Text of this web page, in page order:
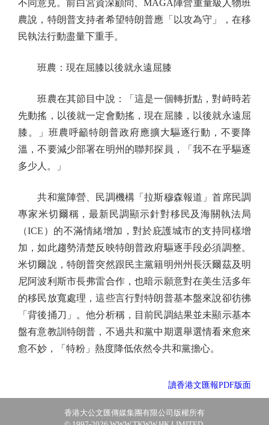
不同意見。前白宮資深顧問、MAGA陣營重量級人物班
農說，特朗普支持者希望特朗普應「以攻為守」，在移
民執法行動盡量下重手。
班農：現在屈膝以後就永遠屈膝
班農在其節目中說：「這是一個轉折點，對峙時若
先動搖，以後就一定會動搖，現在屈膝，以後就永遠屈
膝。」班農呼籲特朗普政府應擴大驅逐行動，不要降
溫，不要減少部署在明州的聯邦探員，「我不在乎驅逐
多少人。」
共和黨陣營、民調機構「拉斯穆森報道」首席民調
專家米切爾稱，最新民調顯示針對移民及海關執法局
（ICE）的不滿情緒增加，對於庇護城市的支持同樣增
加，如此趨勢清楚反映特朗普政府驅逐手段必須調整。
米切爾說，特朗普突然跟民主黨籍明州州長沃爾茲及明
尼阿波利斯市長弗雷合作，也暗示願意對在美生活多年
的移民放寬處理，這些言行對特朗普基本盤來說卻彷彿
「背後捅刀」。他分析稱，目前民調結果並未顯示基本
盤有意教訓特朗普，不過共和黨中期選舉選情看來愈來
愈不妙，「特粉」熱度降低依然令共和黨擔心。
讀香港文匯報PDF版面
香港大公文匯傳媒集團有限公司版權所有